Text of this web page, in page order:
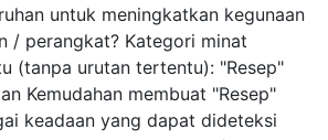
untuk meningkatkan kegunaan
/ perangkat? Kategori minat
(tanpa urutan tertentu): "Resep"
Kemudahan membuat "Resep"
keadaan yang dapat dideteksi